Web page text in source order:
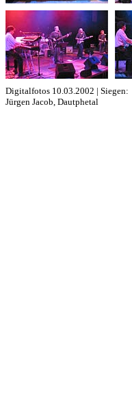
Digitalfotos 10.03.2002 | Siegen:
Jürgen Jacob, Dautphetal